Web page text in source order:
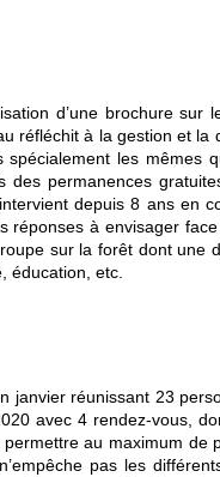
d’une brochure sur
réfléchit à la gestion et
les mêmes
des permanences
depuis 8 ans en
réponses à envisager
sur la forêt dont une
éducation, etc.
janvier réunissant 23
avec 4 rendez-vous,
au maximum de
pas les